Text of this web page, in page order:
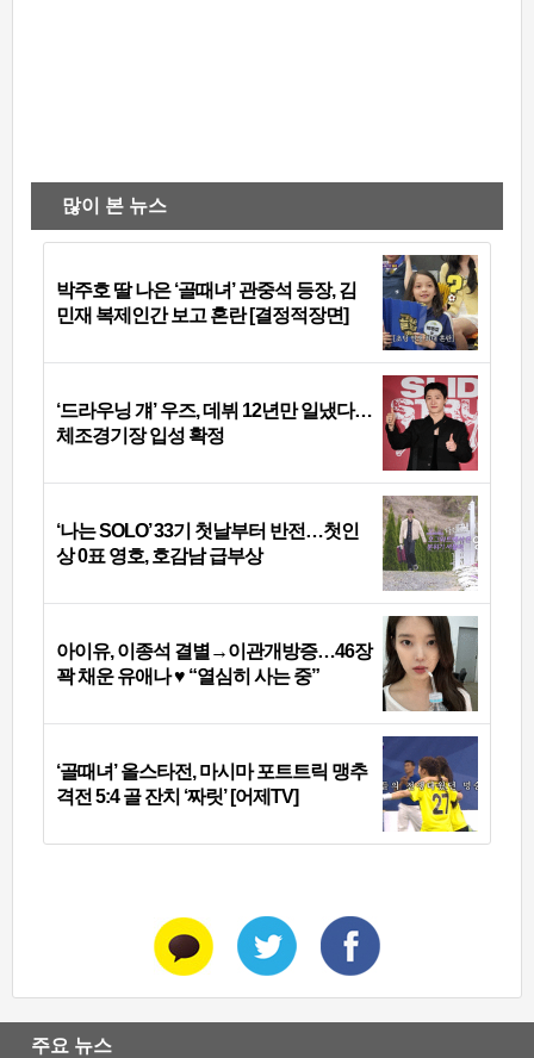
많이 본 뉴스
박주호 딸 나은 ‘골때녀’ 관중석 등장, 김
민재 복제인간 보고 혼란 [결정적장면]
‘드라우닝 걔’ 우즈, 데뷔 12년만 일냈다…
체조경기장 입성 확정
‘나는 SOLO’ 33기 첫날부터 반전…첫인
상 0표 영호, 호감남 급부상
아이유, 이종석 결별→이관개방증…46장
꽉 채운 유애나 ♥ “열심히 사는 중”
‘골때녀’ 올스타전, 마시마 포트트릭 맹추
격전 5:4 골 잔치 ‘짜릿’ [어제TV]
주요 뉴스